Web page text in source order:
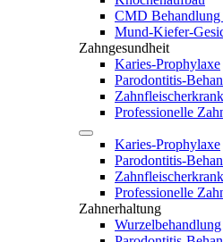
CMD
Mund-Kiefer-
Zahngesundheit
Karies-Prophylaxe
Parodontitis-
Professionelle
Karies-Prophylaxe
Parodontitis-
Professionelle
Zahnerhaltung
Wurzelbehandlung